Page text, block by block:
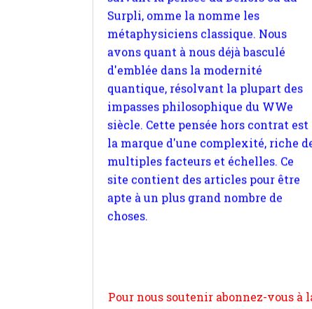
quantique, résolvant la plupart des
impasses philosophique du WWe
siècle. Cette pensée hors contrat est
la marque d'une complexité, riche de
multiples facteurs et échelles. Ce
site contient des articles pour être
apte à un plus grand nombre de
choses.
et si vous le pouvez faîtes des liens